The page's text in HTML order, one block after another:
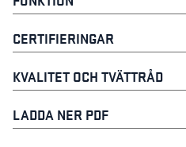
CERTIFIERINGAR
KVALITET OCH TVÄTTRÅD
LADDA NER PDF